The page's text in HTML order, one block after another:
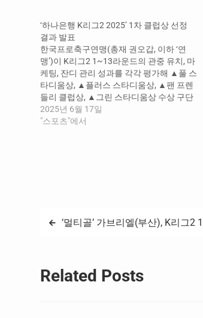
‘하나은행 K리그2 2025’ 1차 클럽상 선정
결과 발표
한국프로축구연맹(총재 권오갑, 이하 ‘연
맹’)이 K리그2 1~13라운드의 관중 유치, 마
케팅, 잔디 관리 성과를 각각 평가해 ▲풀 스
타디움상, ▲플러스 스타디움상, ▲팬 프렌
들리 클럽상, ▲그린 스타디움상 수상 구단
을 선정, 발표했다. 지난 시즌 K리그2는 누
적 유료관중 90만 1,699명이 경기장을 찾아
2025년 6월 17일
"스포츠"에서
글
색
‘멀티골’ 가브리엘(부산), K리그2
Related Posts